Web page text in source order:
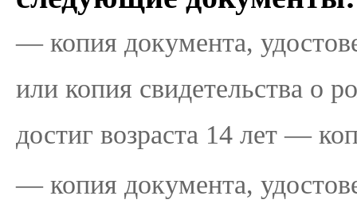
— копия документа,
или копия свидетельства о
достиг возраста 14 лет —
— копия документа,